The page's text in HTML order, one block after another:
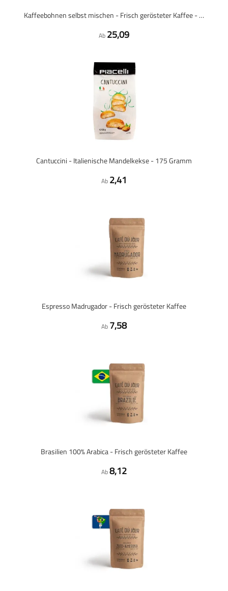
Kaffeebohnen selbst mischen - Frisch gerösteter Kaffee - 1 kg
Ab 25,09
Cantuccini - Italienische Mandelkekse - 175 Gramm
Ab 2,41
Espresso Madrugador - Frisch gerösteter Kaffee
Ab 7,58
Brasilien 100% Arabica - Frisch gerösteter Kaffee
Ab8,12